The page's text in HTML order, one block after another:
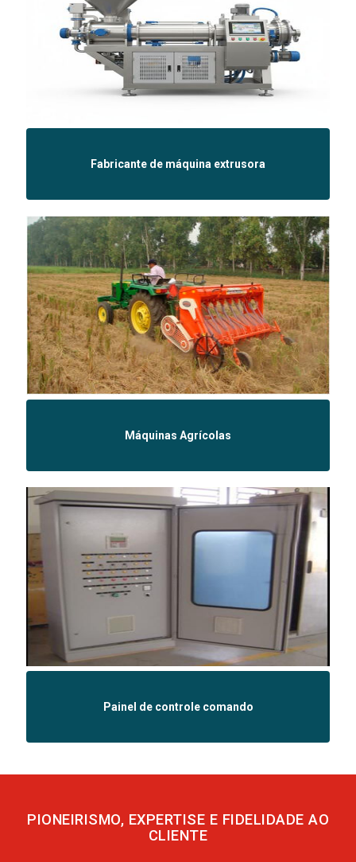
Fabricante de máquina extrusora
Máquinas Agrícolas
Painel de controle comando
PIONEIRISMO, EXPERTISE E FIDELIDADE AO
CLIENTE